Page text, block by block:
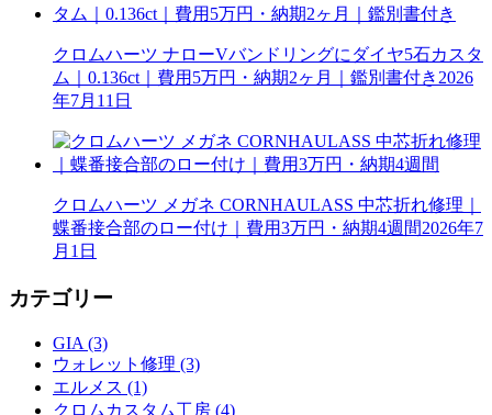
クロムハーツ ナローVバンドリングにダイヤ5石カスタ
ム｜0.136ct｜費用5万円・納期2ヶ月｜鑑別書付き 2026
年7月11日
クロムハーツ メガネ CORNHAULASS 中芯折れ修理｜
蝶番接合部のロー付け｜費用3万円・納期4週間2026年7
月1日
カテゴリー
GIA (3)
ウォレット修理 (3)
エルメス (1)
クロムカスタム工房 (4)